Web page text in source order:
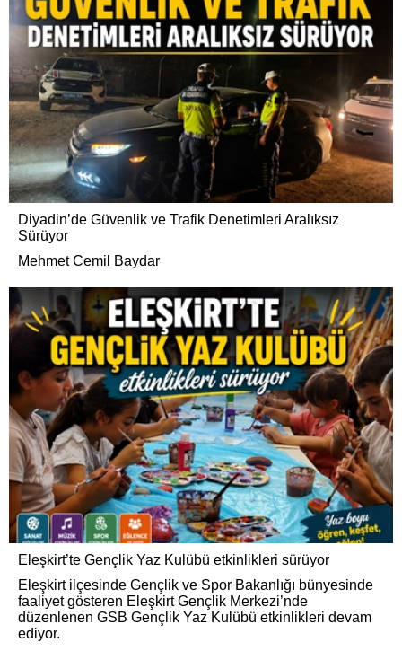
Diyadin’de Güvenlik ve Trafik Denetimleri Aralıksız
Sürüyor
Mehmet Cemil Baydar
Eleşkirt’te Gençlik Yaz Kulübü etkinlikleri sürüyor
Eleşkirt ilçesinde Gençlik ve Spor Bakanlığı bünyesinde
faaliyet gösteren Eleşkirt Gençlik Merkezi’nde
düzenlenen GSB Gençlik Yaz Kulübü etkinlikleri devam
ediyor.